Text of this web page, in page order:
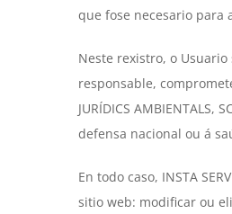
que fose necesario para
Neste rexistro, o
responsable,
JURÍDICS
defensa nacional ou á
En todo caso, INSTA
sitio web: modificar ou